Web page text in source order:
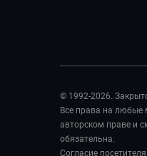
© 1992-2026.
Все права на любые
авторском праве и
обязательна.
Согласие